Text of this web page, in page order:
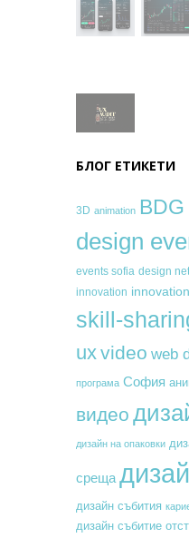
БЛОГ ЕТИКЕТИ
3D animation BDG
design
events sofia design
innovation
skill-
uxvideo web
програма София
видео
дизайн на опаковки
среща
дизайн събития
дизайн събитие